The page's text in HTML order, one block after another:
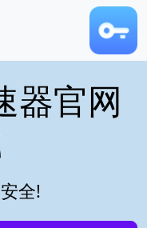
器官网
全!